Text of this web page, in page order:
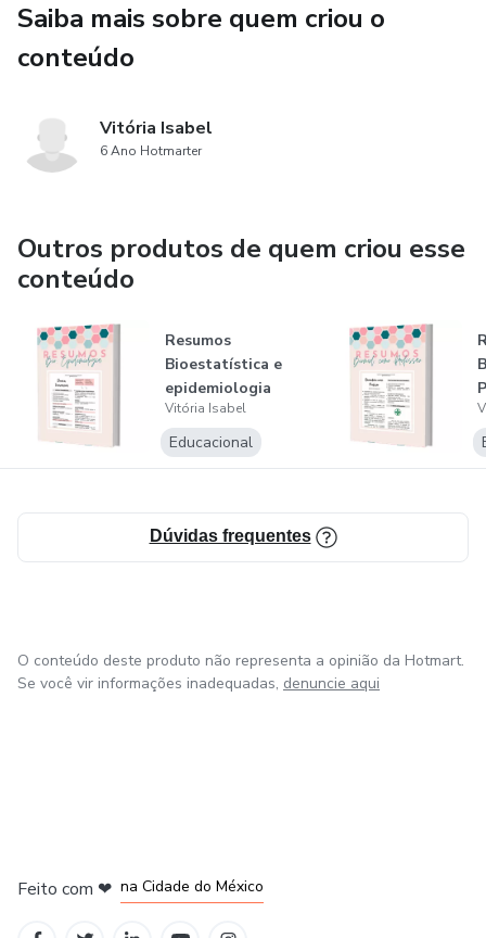
Universidade Unicesumar, porém qualquer estudante da
área da saúde pode aproveitar esses mesmos conteúdos.
Saiba mais sobre quem criou o
conteúdo
Vitória Isabel
6 Ano Hotmarter
Outros produtos de quem criou esse
conteúdo
Resumos
Bioestatística e
epidemiologia
Vitória Isabel
Educacional
Dúvidas frequentes
O conteúdo deste produto não representa a opinião da Hotmart.
Se você vir informações inadequadas, denuncie aqui
Feito com ❤ na Cidade do México